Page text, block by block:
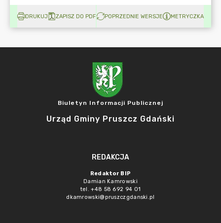
DRUKUJ ZAPISZ DO PDF POPRZEDNIE WERSJE METRYCZKA
Biuletyn Informacji Publicznej
Urząd Gminy Pruszcz Gdański
REDAKCJA
Redaktor BIP
Damian Kamrowski
tel. +48 58 692 94 01
dkamrowski@pruszczgdanski.pl